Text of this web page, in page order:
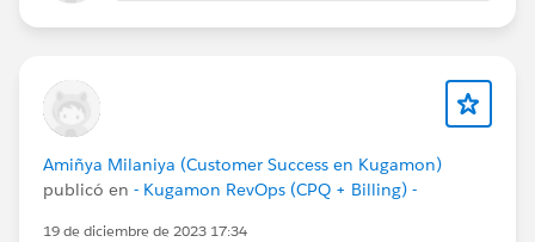
Amiñya Milaniya (Customer Success en Kugamon)
publicó en - Kugamon RevOps (CPQ + Billing) -
19 de diciembre de 2023 17:34